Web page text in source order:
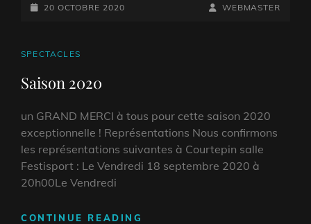
POSTED-
20 OCTOBRE 2020
BY
BYLINE
WEBMASTER
CAT
SPECTACLES
Saison 2020
un GRAND MERCI à tous pour cette saison 2020
exceptionnelle ! Représentations Nous confirmons
les représentations suivantes à Courtepin salle
Festisport : Le Vendredi 18 septembre 2020 à
20h00Le Vendredi
CONTINUE READING